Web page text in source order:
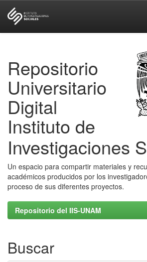
Repositorio
Universitario
Digital
Instituto de
Investigaciones
Un espacio para compartir materiales y
académicos producidos por los
proceso de sus diferentes proyectos.
Repositorio del IIS-UNAM
Buscar